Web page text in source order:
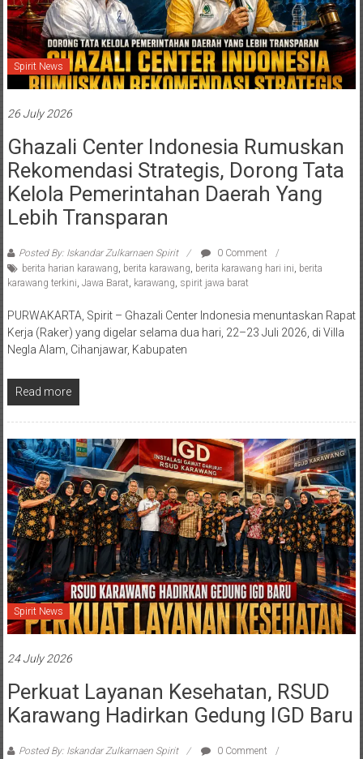
Spirit News
26 July 2026
Ghazali Center Indonesia Rumuskan
Rekomendasi Strategis, Dorong Tata
Kelola Pemerintahan Daerah Yang
Lebih Transparan
Posted By: Iskandar Zulkarnaen Spirit
0 Comment
berita harian karawang, berita karawang, berita karawang hari ini, berita
karawang terkini, Jawa Barat, karawang, spirit jawa barat
PURWAKARTA, Spirit – Ghazali Center Indonesia menuntaskan Rapat
Kerja (Raker) yang digelar selama dua hari, 22–23 Juli 2026, di Villa
Negla Alam, Cihanjawar, Kabupaten
Read more
Spirit News
24 July 2026
Perkuat Layanan Kesehatan, RSUD
Karawang Hadirkan Gedung IGD Baru
Posted By: Iskandar Zulkarnaen Spirit
0 Comment